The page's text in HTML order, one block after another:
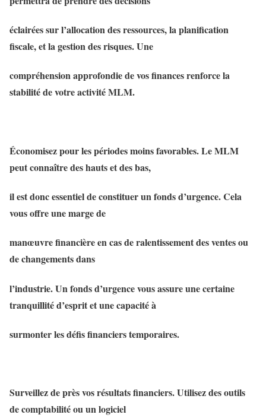
éclairées sur l’allocation des ressources, la planification
fiscale, et la gestion des risques. Une
compréhension approfondie de vos finances renforce la
stabilité de votre activité MLM.
Économisez pour les périodes moins favorables. Le MLM
peut connaître des hauts et des bas,
il est donc essentiel de constituer un fonds d’urgence. Cela
vous offre une marge de
manœuvre financière en cas de ralentissement des ventes ou
de changements dans
l’industrie. Un fonds d’urgence vous assure une certaine
tranquillité d’esprit et une capacité à
surmonter les défis financiers temporaires.
Surveillez de près vos résultats financiers. Utilisez des outils
de comptabilité ou un logiciel